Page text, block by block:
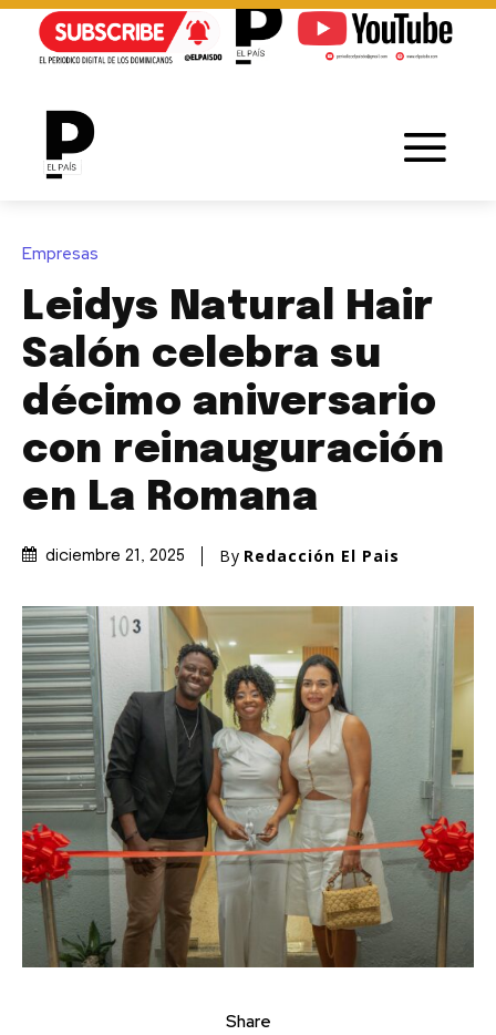
Empresas
Leidys Natural Hair
Salón celebra su
décimo aniversario
con reinauguración
en La Romana
diciembre 21, 2025 By Redacción El Pais
Share